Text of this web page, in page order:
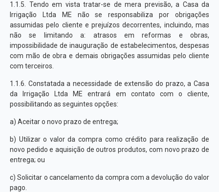
1.1.5. Tendo em vista tratar-se de mera previsão, a Casa da
Irrigação Ltda ME não se responsabiliza por obrigações
assumidas pelo cliente e prejuízos decorrentes, incluindo, mas
não se limitando a: atrasos em reformas e obras,
impossibilidade de inauguração de estabelecimentos, despesas
com mão de obra e demais obrigações assumidas pelo cliente
com terceiros.
1.1.6. Constatada a necessidade de extensão do prazo, a Casa
da Irrigação Ltda ME entrará em contato com o cliente,
possibilitando as seguintes opções:
a) Aceitar o novo prazo de entrega;
b) Utilizar o valor da compra como crédito para realização de
novo pedido e aquisição de outros produtos, com novo prazo de
entrega; ou
c) Solicitar o cancelamento da compra com a devolução do valor
pago.